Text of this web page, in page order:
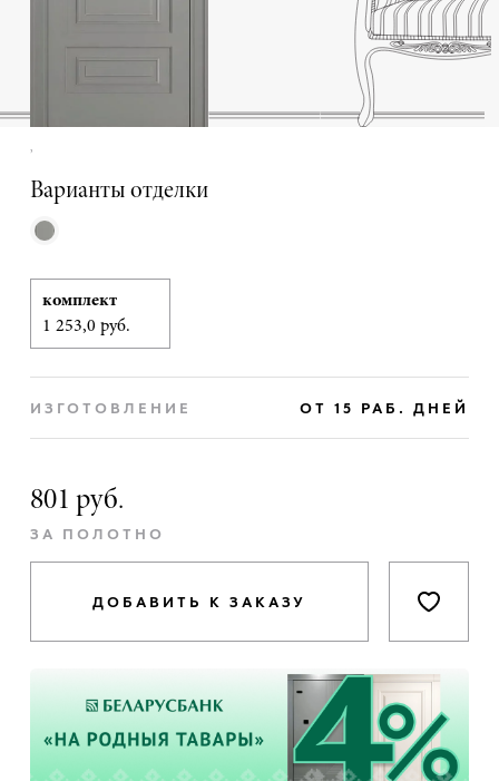
ИЗГОТОВЛЕНИЕ ОТ 15 РАБ. ДНЕЙ
801 руб.
ЗА ПОЛОТНО
ДОБАВИТЬ К ЗАКАЗУ
,
Варианты отделки
комплект
1 253,0 руб.